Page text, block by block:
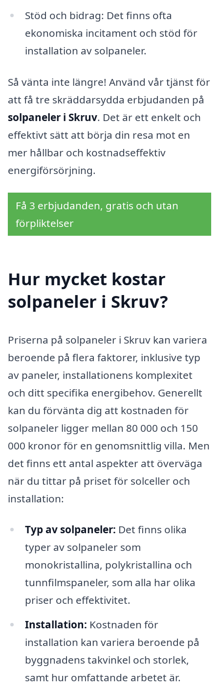
Stöd och bidrag: Det finns ofta
ekonomiska incitament och stöd för
installation av solpaneler.
Så vänta inte längre! Använd vår tjänst för
att få tre skräddarsydda erbjudanden på
solpaneler i Skruv. Det är ett enkelt och
effektivt sätt att börja din resa mot en
mer hållbar och kostnadseffektiv
energiförsörjning.
Få 3 erbjudanden, gratis och utan
förpliktelser
Hur mycket kostar
solpaneler i Skruv?
Priserna på solpaneler i Skruv kan variera
beroende på flera faktorer, inklusive typ
av paneler, installationens komplexitet
och ditt specifika energibehov. Generellt
kan du förvänta dig att kostnaden för
solpaneler ligger mellan 80 000 och 150
000 kronor för en genomsnittlig villa. Men
det finns ett antal aspekter att överväga
när du tittar på priset för solceller och
installation:
Typ av solpaneler: Det finns olika
typer av solpaneler som
monokristallina, polykristallina och
tunnfilmspaneler, som alla har olika
priser och effektivitet.
Installation: Kostnaden för
installation kan variera beroende på
byggnadens takvinkel och storlek,
samt hur omfattande arbetet är.